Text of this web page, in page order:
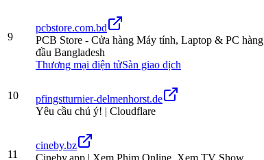
9
pcbstore.com.bd
PCB Store - Cửa hàng Máy tính, Laptop & PC hàng
đầu Bangladesh
Thương mại điện tửSàn giao dịch
10
pfingstturnier-delmenhorst.de
Yêu cầu chú ý! | Cloudflare
11
cineby.bz
Cineby.app | Xem Phim Online, Xem TV Show